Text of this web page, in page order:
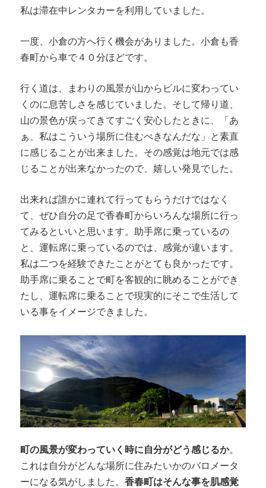
私は滞在中レンタカーを利用していました。
一度、小倉の方へ行く機会がありました。小倉も香
春町から車で４０分ほどです。
行く道は、まわりの風景が山からビルに変わってい
くのに息苦しさを感じていました。そして帰り道、
山の景色が戻ってきてすごく安心したときに、「あ
ぁ、私はこういう場所に住むべきなんだな」と素直
に感じることが出来ました。その感覚は地元では感
じることが出来なかったので、嬉しい発見でした。
出来れば誰かに連れて行ってもらうだけではなく
て、ぜひ自分の足で香春町からいろんな場所に行っ
てみるといいと思います。助手席に乗っているの
と、運転席に乗っているのでは、感覚が違います。
私は二つを経験できたことがとても良かったです。
助手席に乗ることで町を客観的に眺めることができ
たし、運転席に乗ることで現実的にそこで生活して
いる事をイメージできました。
町の風景が変わっていく時に自分がどう感じるか。
これは自分がどんな場所に住みたいかのバロメータ
ーになる気がしました。香春町はそんな事を肌感覚